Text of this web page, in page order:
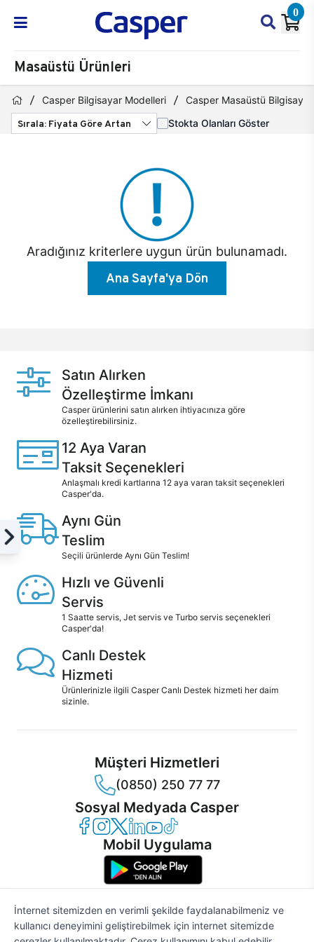
0
Masaüstü Ürünleri
Casper Bilgisayar Modelleri
Casper Masaüstü
Stokta Olanları Göster
Sırala: Fiyata Göre Artan
Aradığınız kriterlere uygun ürün bulunamadı.
Ana Sayfa'ya Dön
Satın Alırken
Özelleştirme İmkanı
Casper ürünlerini satın alırken ihtiyacınıza göre
özelleştirebilirsiniz.
12 Aya Varan
Taksit Seçenekleri
Anlaşmalı kredi kartlarına 12 aya varan taksit seçenekleri
Casper'da.
Aynı Gün
Teslim
Seçili ürünlerde Aynı Gün Teslim!
Hızlı ve Güvenli
Servis
1 Saatte servis, Jet servis ve Turbo servis seçenekleri
Casper'da!
Canlı Destek
Hizmeti
Ürünlerinizle ilgili Casper Canlı Destek hizmeti her daim
sizinle.
Müşteri Hizmetleri
(0850) 250 77 77
Sosyal Medyada Casper
Casper Facebook
Casper Instagram
Casper Twitter
Casper LinkedIn
Casper YouTube
Casper TikTok
Mobil Uygulama
© 2021 - 2026 Casper Bilgisayar Sistemleri A.Ş. Tüm Hakları Saklıdır
İnternet sitemizden en verimli şekilde faydalanabilmeniz ve
kullanıcı deneyimini geliştirebilmek için internet sitemizde